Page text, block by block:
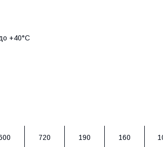
+40°С
720 190 160